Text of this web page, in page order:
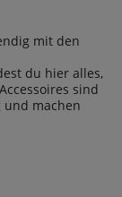
mit den
du hier alles,
sind
machen